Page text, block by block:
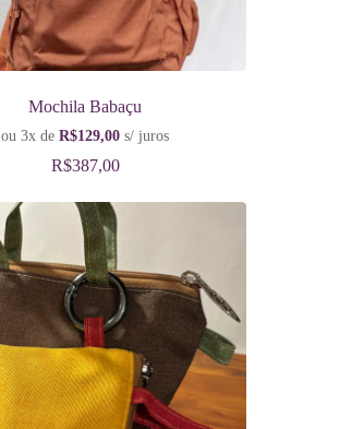
Mochila Babaçu
ou 3x deR$129,00 s/ juros
R$387,00